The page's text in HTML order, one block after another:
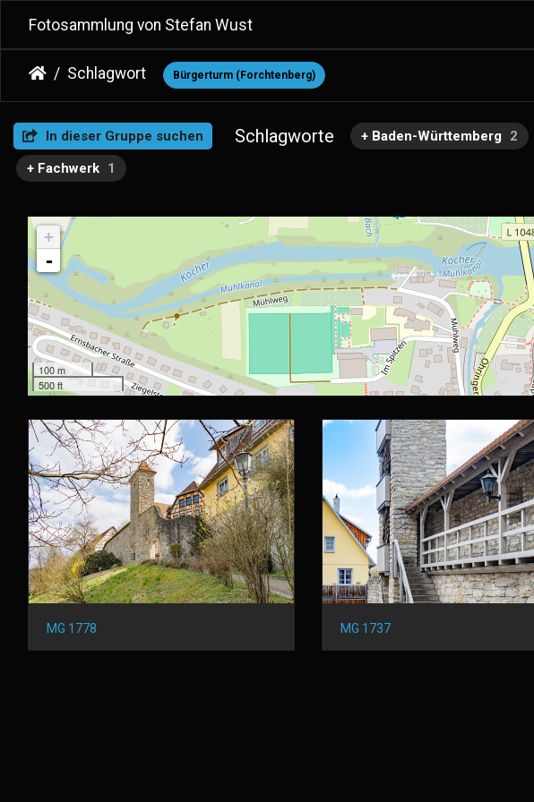
Fotosammlung von Stefan Wust
Schlagwort Bürgerturm (Forchtenberg)
In dieser Gruppe suchen Schlagworte + Baden-Württemberg 2
+ Fachwerk 1
+
-
100 m
500 ft
MG 1778 MG 1737